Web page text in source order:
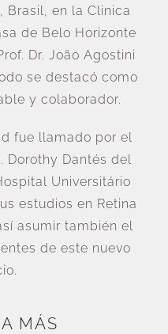
Brasil, en la Clinica
de Belo Horizonte
Dr. João Agostini
se destacó como
y colaborador.
fue llamado por el
Dorothy Dantés del
Universitário
estudios en Retina
asumir también el
de este nuevo
MÁS